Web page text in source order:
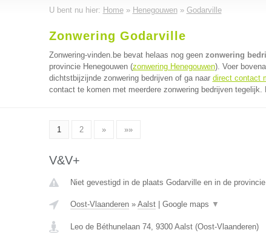
U bent nu hier: Home» Henegouwen» Godarville
Zonwering Godarville
Zonwering-vinden.be bevat helaas nog geen zonwering
provincie Henegouwen (zonwering Henegouwen). Voer
dichtstbijzijnde zonwering bedrijven of ga naar direct contact
contact te komen met meerdere zonwering bedrijven
1 2 » »»
V&V+
Niet gevestigd in de plaats Godarville en in de
Oost-Vlaanderen» Aalst| Google maps ▼
Leo de Béthunelaan 74, 9300 Aalst(Oost-Vlaanderen)